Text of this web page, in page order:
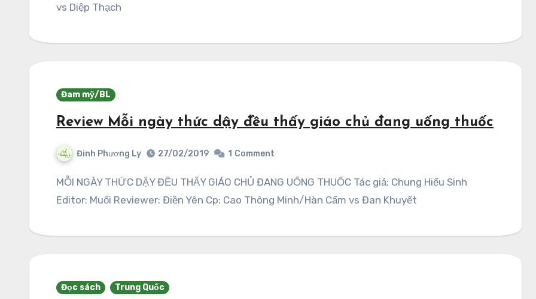
vs Diệp Thạch
Đam mỹ/BL
Review Mỗi ngày thức dậy đều thấy giáo chủ đang uống thuốc
Đinh Phương Ly 27/02/2019 1 Comment
MỖI NGÀY THỨC DẬY ĐỀU THẤY GIÁO CHỦ ĐANG UỐNG THUỐC Tác giả: Chung Hiểu Sinh
Editor: Muối Reviewer: Điền Yên Cp: Cao Thông Minh/Hàn Cẩm vs Đan Khuyết
Đọc sách Trung Quốc